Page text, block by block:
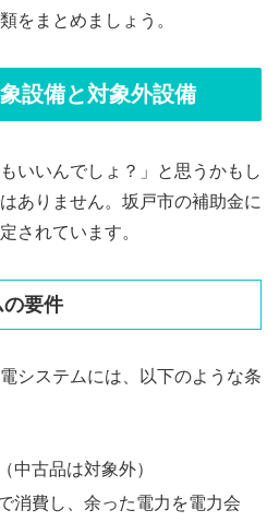
をまとめましょう。
設備と対象外設備
いいんでしょ？」と思うかもし
ありません。坂戸市の補助金に
されています。
要件
システムには、以下のような条
（中古品は対象外）
消費し、余った電力を電力会